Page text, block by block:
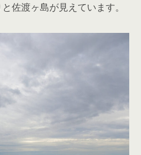
佐渡ヶ島が見えています。